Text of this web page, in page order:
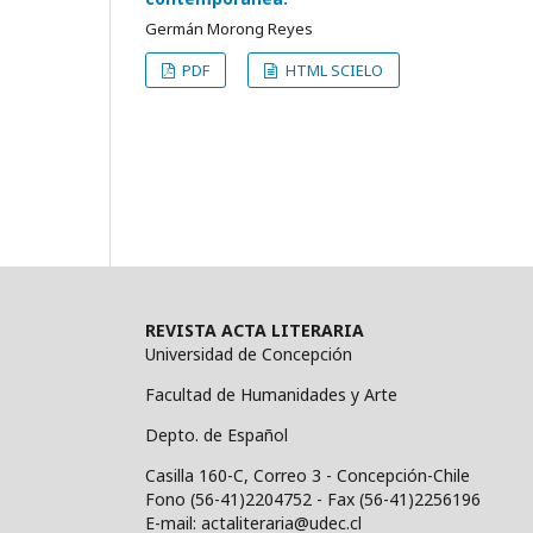
Germán Morong Reyes
PDF
HTML SCIELO
REVISTA ACTA LITERARIA
Universidad de Concepción
Facultad de Humanidades y Arte
Depto. de Español
Casilla 160-C, Correo 3 - Concepción-Chile
Fono (56-41)2204752 - Fax (56-41)2256196
E-mail: actaliteraria@udec.cl